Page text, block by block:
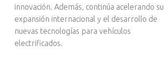
innovación. Además, continúa acelerando su
expansión internacional y el desarrollo de
nuevas tecnologías para vehículos
electrificados.